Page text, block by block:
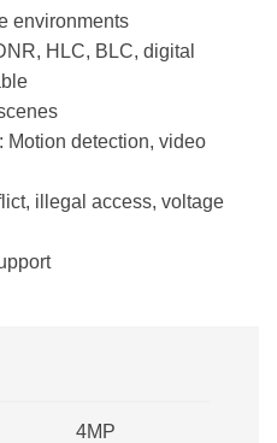
environments
HLC, BLC, digital
Motion detection, video
illegal access, voltage
4MP